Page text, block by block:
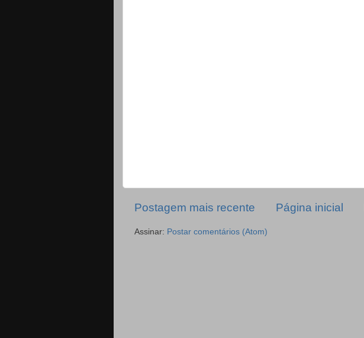
Postagem mais recente Página inicial
Assinar: Postar comentários (Atom)